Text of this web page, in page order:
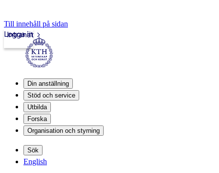
Till innehåll på sidan
Intranät
Logga in
Din anställning
Stöd och service
Utbilda
Forska
Organisation och styrning
Sök
English